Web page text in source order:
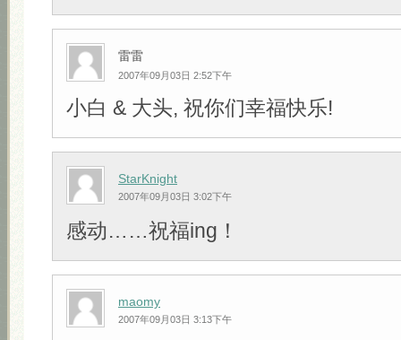
雷雷
2007年09月03日 2:52下午
小白 & 大头, 祝你们幸福快乐!
StarKnight
2007年09月03日 3:02下午
感动……祝福ing！
maomy
2007年09月03日 3:13下午